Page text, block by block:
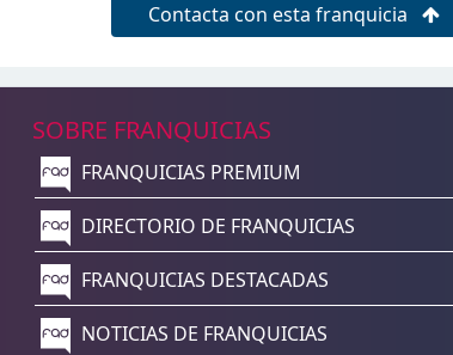
Contacta con esta franquicia
SOBRE FRANQUICIAS
FRANQUICIAS PREMIUM
DIRECTORIO DE FRANQUICIAS
FRANQUICIAS DESTACADAS
NOTICIAS DE FRANQUICIAS